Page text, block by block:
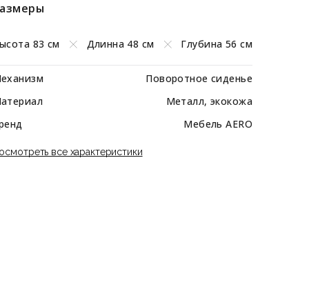
83 см Длинна 48 см Глубина 56 см
Поворотное сиденье
Металл, экокожа
Мебель AERO
все характеристики